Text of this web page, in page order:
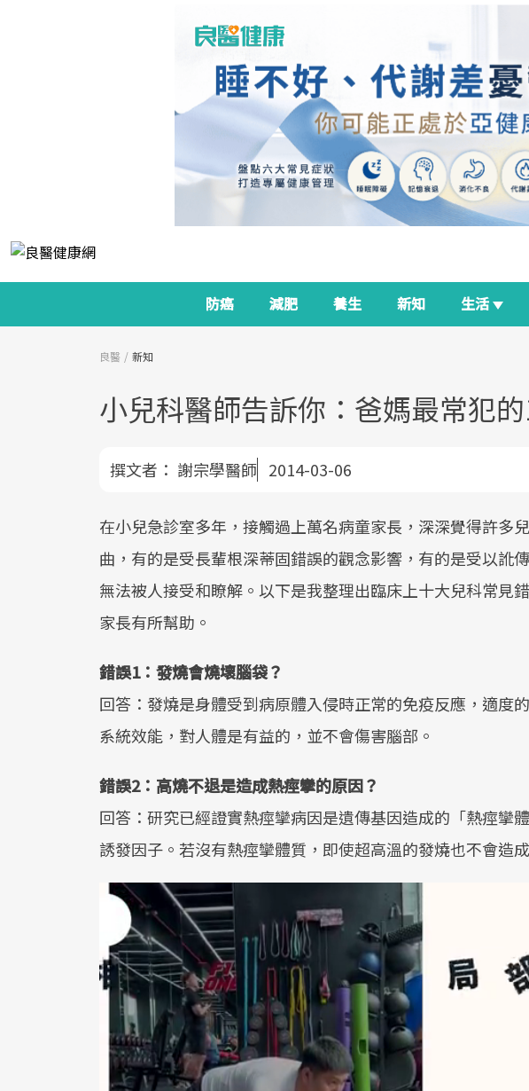
防癌 減肥 養生 新知 生活
良醫 新知
小兒科醫師告訴你：爸媽最常犯
撰文者： 謝宗學醫師 2014-03-06
在小兒急診室多年，接觸過上萬名病童家長，深深覺得許多
曲，有的是受長輩根深蒂固錯誤的觀念影響，有的是受以訛
無法被人接受和瞭解。以下是我整理出臨床上十大兒科常見
家長有所幫助。
錯誤1：發燒會燒壞腦袋？
回答：發燒是身體受到病原體入侵時正常的免疫反應，適度
系統效能，對人體是有益的，並不會傷害腦部。
錯誤2：高燒不退是造成熱痙攣的原因？
回答：研究已經證實熱痙攣病因是遺傳基因造成的「熱痙攣
誘發因子。若沒有熱痙攣體質，即使超高溫的發燒也不會造
面對
邁向
療院
狀況
2025
健康
良醫
發，